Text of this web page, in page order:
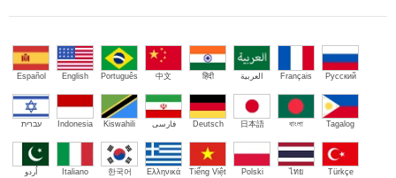
Español English Português 中文 हिंदी العربية Français Русский
עברית Indonesia Kiswahili فارسی Deutsch 日本語 বাংলা Tagalog
اُردو Italiano 한국어 Ελληνικά Tiếng Việt Polski ไทย Türkçe